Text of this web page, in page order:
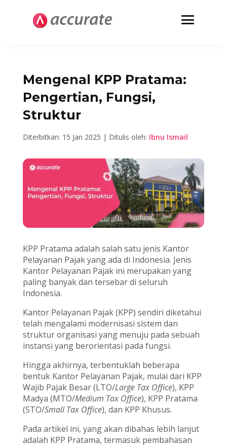
Mengenal KPP Pratama:
Pengertian, Fungsi,
Struktur
Diterbitkan: 15 Jan 2025 | Ditulis oleh: Ibnu Ismail
KPP Pratama adalah salah satu jenis Kantor
Pelayanan Pajak yang ada di Indonesia. Jenis
Kantor Pelayanan Pajak ini merupakan yang
paling banyak dan tersebar di seluruh
Indonesia.
Kantor Pelayanan Pajak (KPP) sendiri diketahui
telah mengalami modernisasi sistem dan
struktur organisasi yang menuju pada sebuah
instansi yang berorientasi pada fungsi.
Hingga akhirnya, terbentuklah beberapa
bentuk Kantor Pelayanan Pajak, mulai dari KPP
Wajib Pajak Besar (LTO/Large Tax Office), KPP
Madya (MTO/Medium Tax Office), KPP Pratama
(STO/Small Tax Office), dan KPP Khusus.
Pada artikel ini, yang akan dibahas lebih lanjut
adalah KPP Pratama, termasuk pembahasan